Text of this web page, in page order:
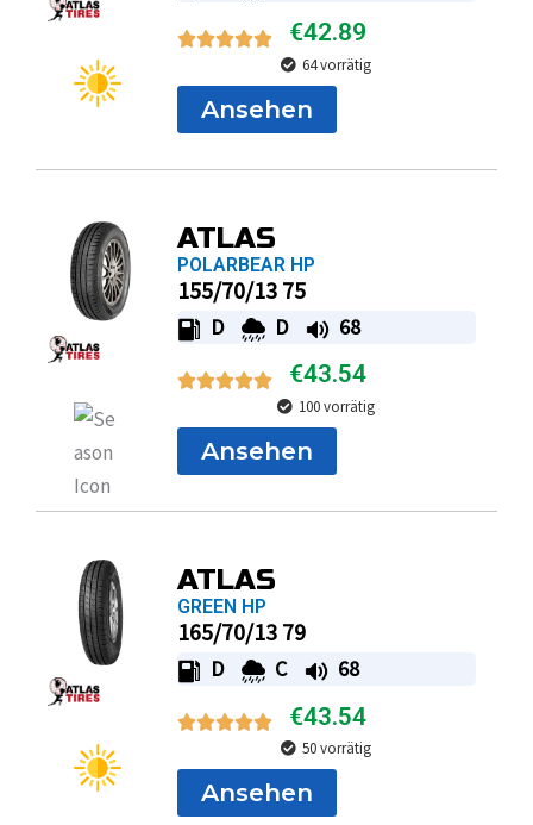
€42.89
64 vorrätig
Ansehen
ATLAS
POLARBEAR HP
155/70/13 75
D D 68
€43.54
100 vorrätig
Ansehen
ATLAS
GREEN HP
165/70/13 79
D C 68
€43.54
50 vorrätig
Ansehen